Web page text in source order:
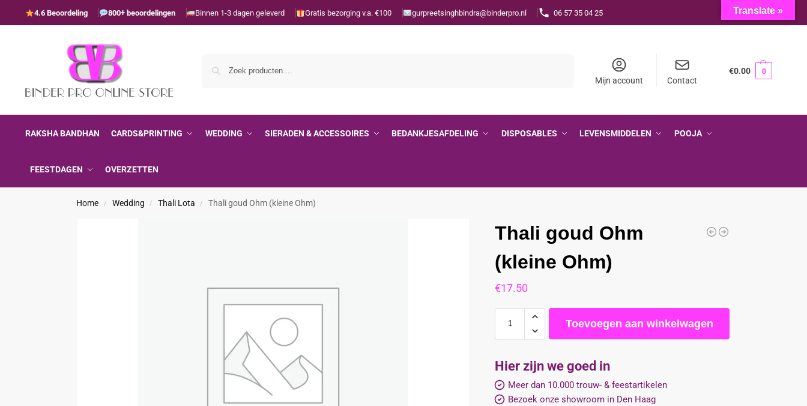
4.6 Beoordeling 800+ beoordelingen Binnen 1-3 dagen geleverd Gratis bezorging v.a. €100 gurpreetsinghbindra@binderpro.nl 06 57 35 04 25
Mijn account Contact
€0.00 0
RAKSHA BANDHAN CARDS&PRINTING WEDDING SIERADEN & ACCESSOIRES BEDANKJESAFDELING DISPOSABLES LEVENSMIDDELEN POOJA
FEESTDAGEN OVERZETTEN
Home / Wedding / Thali Lota / Thali goud Ohm (kleine Ohm)
Thali goud Ohm
(kleine Ohm)
€17.50
Toevoegen aan winkelwagen
Hier zijn we goed in
Meer dan 10.000 trouw- & feestartikelen
Bezoek onze showroom in Den Haag
Translate »